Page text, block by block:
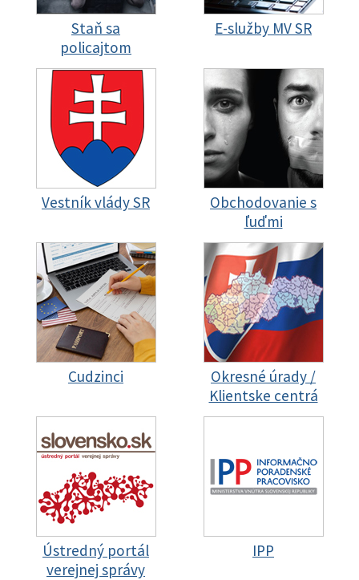
Staň sa
policajtom
E-služby MV SR
Vestník vlády SR
Obchodovanie s
ľuďmi
Cudzinci
Okresné úrady /
Klientske centrá
Ústredný portál
verejnej správy
IPP